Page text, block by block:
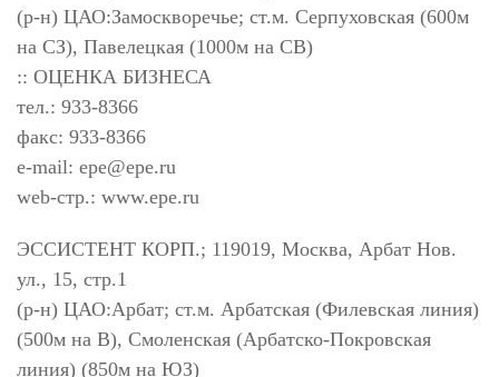
(р-н) ЦАО:Замоскворечье; ст.м. Серпуховская (600м
на СЗ), Павелецкая (1000м на СВ)
:: ОЦЕНКА БИЗНЕСА
тел.: 933-8366
факс: 933-8366
e-mail: epe@epe.ru
web-стр.: www.epe.ru
ЭССИСТЕНТ КОРП.; 119019, Москва, Арбат Нов.
ул., 15, стр.1
(р-н) ЦАО:Арбат; ст.м. Арбатская (Филевская линия)
(500м на В), Смоленская (Арбатско-Покровская
линия) (850м на ЮЗ)